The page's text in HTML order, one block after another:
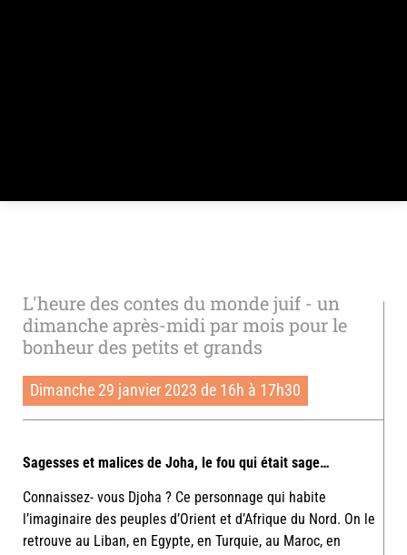
L'heure des contes du monde juif - un
dimanche après-midi par mois pour le
bonheur des petits et grands
Dimanche 29 janvier 2023 de 16h à 17h30
Sagesses et malices de Joha, le fou qui était sage…
Connaissez- vous Djoha ? Ce personnage qui habite
l’imaginaire des peuples d’Orient et d’Afrique du Nord. On le
retrouve au Liban, en Egypte, en Turquie, au Maroc, en